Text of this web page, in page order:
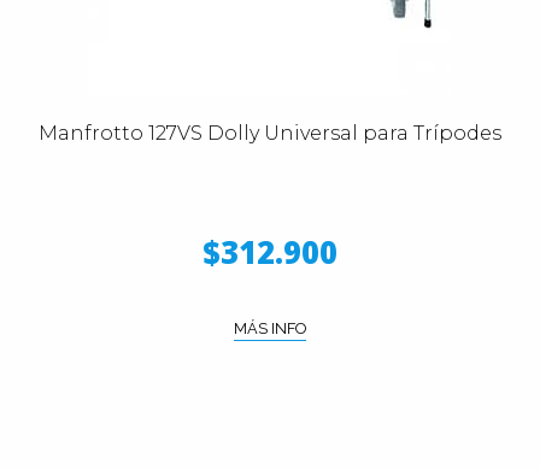
Manfrotto 127VS Dolly Universal para Trípodes
$312.900
MÁS INFO